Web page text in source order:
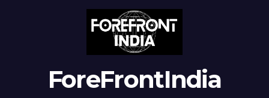
ForeFrontIndia